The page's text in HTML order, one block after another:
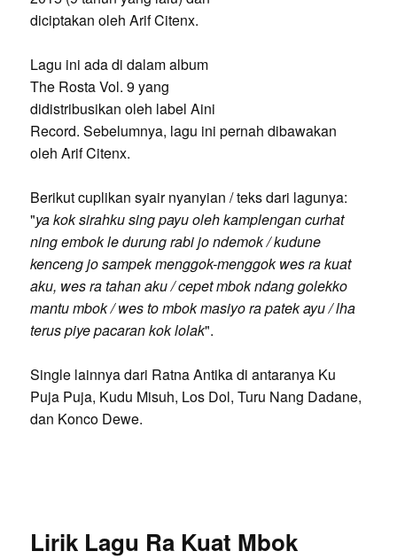
diciptakan oleh Arif Citenx.
Lagu ini ada di dalam album
The Rosta Vol. 9 yang
didistribusikan oleh label Aini
Record. Sebelumnya, lagu ini pernah dibawakan
oleh Arif Citenx.
Berikut cuplikan syair nyanyian / teks dari lagunya:
"ya kok sirahku sing payu oleh kamplengan curhat
ning embok le durung rabi jo ndemok / kudune
kenceng jo sampek menggok-menggok wes ra kuat
aku, wes ra tahan aku / cepet mbok ndang golekko
mantu mbok / wes to mbok masiyo ra patek ayu / lha
terus piye pacaran kok lolak".
Single lainnya dari Ratna Antika di antaranya Ku
Puja Puja, Kudu Misuh, Los Dol, Turu Nang Dadane,
dan Konco Dewe.
Lirik Lagu Ra Kuat Mbok